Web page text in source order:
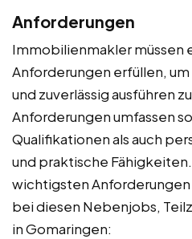
Anforderungen
Immobilienmakler müssen
Anforderungen erfüllen,
und zuverlässig ausführen
Anforderungen umfassen
Qualifikationen als auch
und praktische
wichtigsten
bei diesen Nebenjobs,
in Gomaringen: